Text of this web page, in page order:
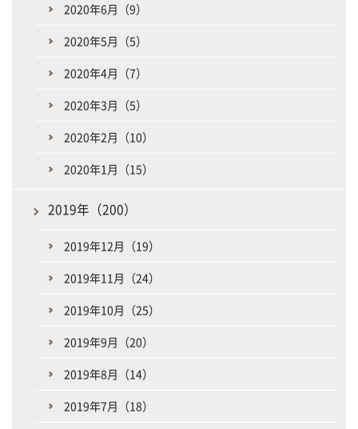
2020年6月（9）
2020年5月（5）
2020年4月（7）
2020年3月（5）
2020年2月（10）
2020年1月（15）
2019年（200）
2019年12月（19）
2019年11月（24）
2019年10月（25）
2019年9月（20）
2019年8月（14）
2019年7月（18）